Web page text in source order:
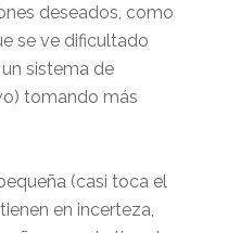
deseados, como
se ve dificultado
sistema de
tomando más
(casi toca el
en incerteza,